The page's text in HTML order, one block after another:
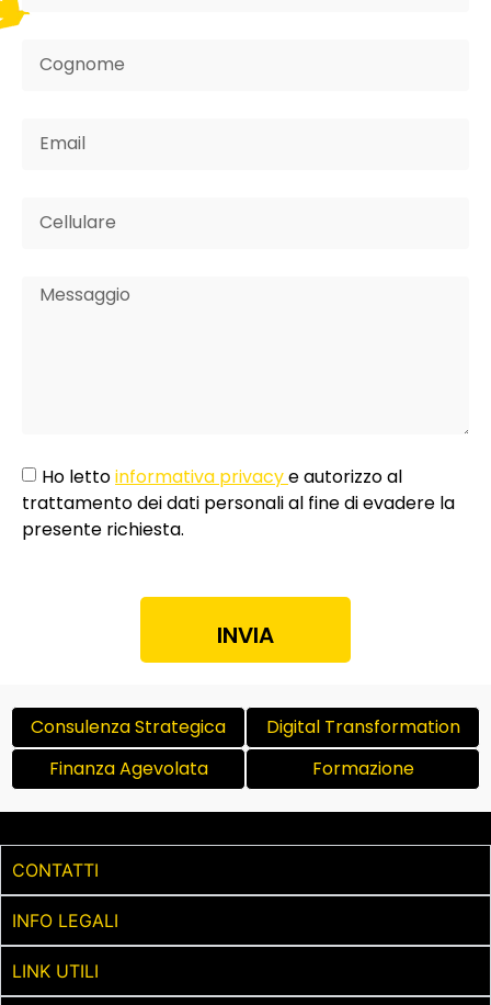
Ho lettoinformativa privacye autorizzo al
trattamento dei dati personali al fine di evadere la
presente richiesta.
INVIA
Consulenza Strategica
Digital Transformation
Finanza Agevolata
Formazione
CONTATTI
INFO LEGALI
LINK UTILI